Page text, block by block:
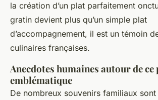
la création d’un plat parfaitement
gratin devient plus qu’un simple plat
d’accompagnement, il est un témoin
culinaires françaises.
Anecdotes humaines autour de ce
emblématique
De nombreux souvenirs familiaux